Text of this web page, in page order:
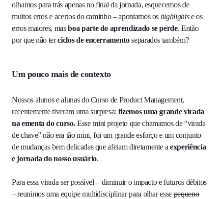
olhamos para trás apenas no final da jornada, esquecemos de
muitos erros e acertos do caminho – apontamos os highlightse os
erros maiores, masboa parte do aprendizado se perde. Então
por que não terciclos de encerramentoseparados também?
Um pouco mais de contexto
Nossos alunos e alunas do Curso de Product Management,
recentemente tiveram uma surpresa: fizemos uma grande virada
na ementa do curso.Esse mini projeto que chamamos de “virada
de chave” não era tão mini, foi um grande esforço e um conjunto
de mudanças bem delicadas que afetam diretamente aexperiência
e jornada do nosso usuário.
Para essa virada ser possível – diminuir o impacto e futuros débitos
– reunimos uma equipe multidisciplinar para olhar essepequeno